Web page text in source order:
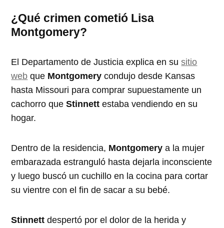
¿Qué crimen cometió Lisa
Montgomery?
El Departamento de Justicia explica en susitio
web que Montgomery condujo desde Kansas
hasta Missouri para comprar supuestamente un
cachorro queStinnett estaba vendiendo en su
hogar.
Dentro de la residencia, Montgomery a la mujer
embarazada estranguló hasta dejarla inconsciente
y luego buscó un cuchillo en la cocina para cortar
su vientre con el fin de sacar a su bebé.
Stinnett despertó por el dolor de la herida y